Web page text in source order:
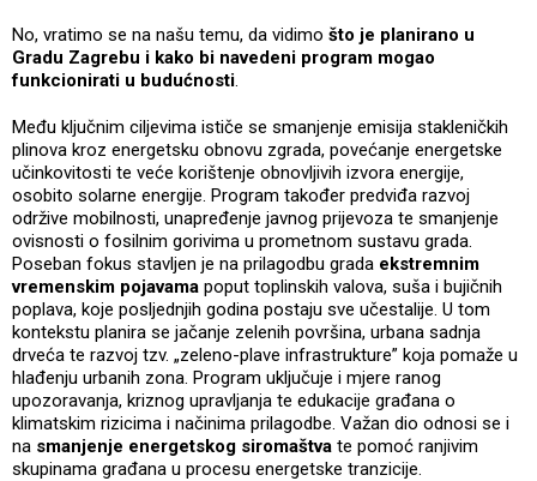
No, vratimo se na našu temu, da vidimo što je planirano u
Gradu Zagrebu i kako bi navedeni program mogao
funkcionirati u budućnosti.
Među ključnim ciljevima ističe se smanjenje emisija stakleničkih
plinova kroz energetsku obnovu zgrada, povećanje energetske
učinkovitosti te veće korištenje obnovljivih izvora energije,
osobito solarne energije. Program također predviđa razvoj
održive mobilnosti, unapređenje javnog prijevoza te smanjenje
ovisnosti o fosilnim gorivima u prometnom sustavu grada.
Poseban fokus stavljen je na prilagodbu grada ekstremnim
vremenskim pojavama poput toplinskih valova, suša i bujičnih
poplava, koje posljednjih godina postaju sve učestalije. U tom
kontekstu planira se jačanje zelenih površina, urbana sadnja
drveća te razvoj tzv. „zeleno-plave infrastrukture” koja pomaže u
hlađenju urbanih zona. Program uključuje i mjere ranog
upozoravanja, kriznog upravljanja te edukacije građana o
klimatskim rizicima i načinima prilagodbe. Važan dio odnosi se i
na smanjenje energetskog siromaštva te pomoć ranjivim
skupinama građana u procesu energetske tranzicije.